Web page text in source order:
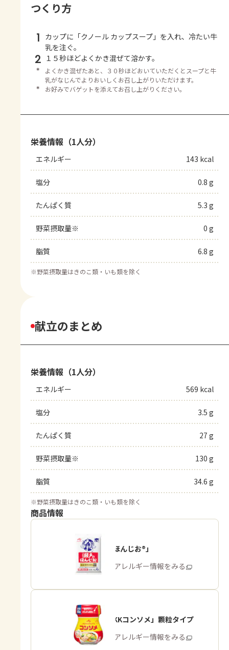
つくり方
1 カップに「クノール カップスープ」を入れ、冷たい牛
乳を注ぐ。
2 １５秒ほどよくかき混ぜて溶かす。
＊
よくかき混ぜたあと、３０秒ほどおいていただくとスープと牛
乳がなじんでよりおいしくお召し上がりいただけます。
＊
お好みでバゲットを添えてお召し上がりください。
栄養情報（1人分）
エネルギー 143 kcal
塩分 0.8 g
たんぱく質 5.3 g
野菜摂取量※ 0 g
脂質 6.8 g
※野菜摂取量はきのこ類・いも類を除く
献立のまとめ
栄養情報（1人分）
エネルギー 569 kcal
塩分 3.5 g
たんぱく質 27 g
野菜摂取量※ 130 g
脂質 34.6 g
※野菜摂取量はきのこ類・いも類を除く
商品情報
「瀬戸のほんじお®」
商品・アレルギー情報をみる
「味の素KKコンソメ」顆粒タイプ
商品・アレルギー情報をみる